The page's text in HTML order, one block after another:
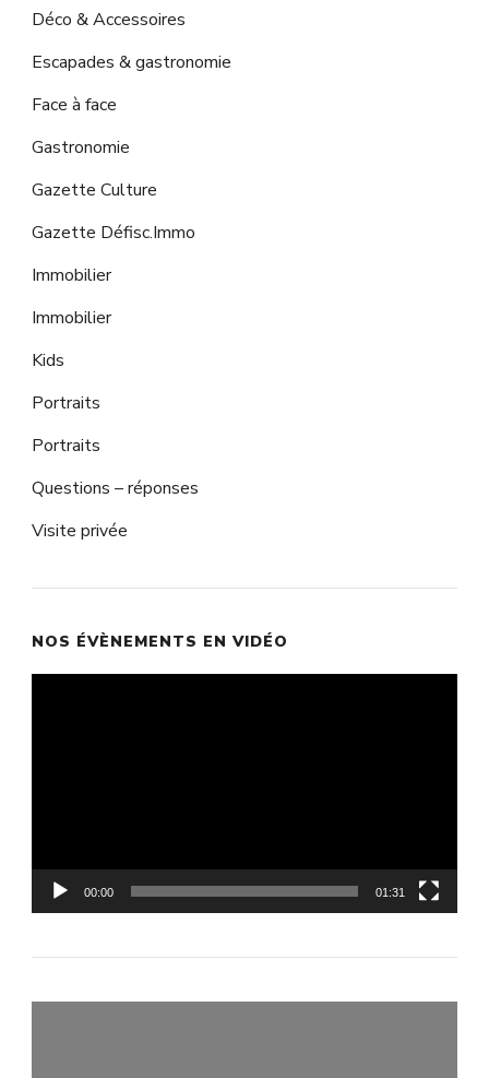
Déco & Accessoires
Escapades & gastronomie
Face à face
Gastronomie
Gazette Culture
Gazette Défisc.Immo
Immobilier
Immobilier
Kids
Portraits
Portraits
Questions – réponses
Visite privée
NOS ÉVÈNEMENTS EN VIDÉO
00:00 01:31